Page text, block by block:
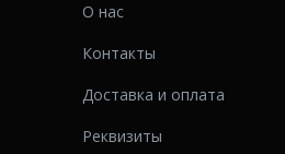
О нас
Контакты
Доставка и оплата
Реквизиты